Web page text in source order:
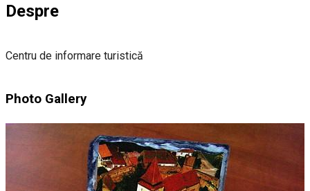
Despre
Centru de informare turistică
Photo Gallery